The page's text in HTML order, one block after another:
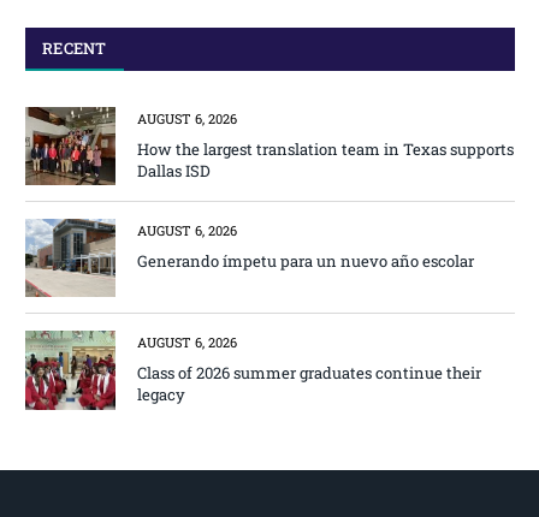
RECENT
AUGUST 6, 2026
How the largest translation team in Texas supports
Dallas ISD
AUGUST 6, 2026
Generando ímpetu para un nuevo año escolar
AUGUST 6, 2026
Class of 2026 summer graduates continue their
legacy